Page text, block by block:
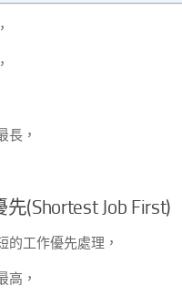
長，
(Shortest Job First)
的工作優先處理，
高，